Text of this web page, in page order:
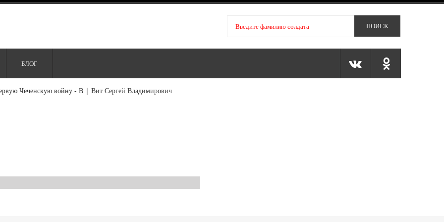
БЛОГ
Чеченскую войну - В | Вит Сергей Владимирович